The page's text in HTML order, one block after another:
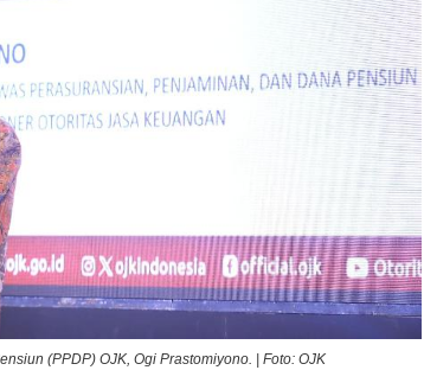
(PPDP) OJK, Ogi Prastomiyono. | Foto: OJK